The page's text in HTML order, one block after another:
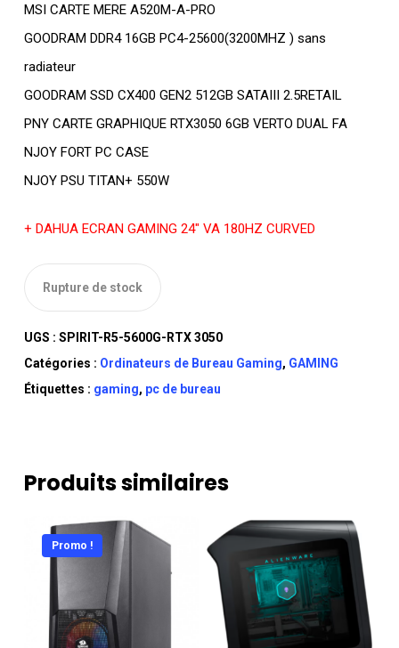
MSI CARTE MERE A520M-A-PRO
GOODRAM DDR4 16GB PC4-25600(3200MHZ ) sans
radiateur
GOODRAM SSD CX400 GEN2 512GB SATAIII 2.5RETAIL
PNY CARTE GRAPHIQUE RTX3050 6GB VERTO DUAL FA
NJOY FORT PC CASE
NJOY PSU TITAN+ 550W
+ DAHUA ECRAN GAMING 24″ VA 180HZ CURVED
Rupture de stock
UGS : SPIRIT-R5-5600G-RTX 3050
Catégories : Ordinateurs de Bureau Gaming, GAMING
Étiquettes : gaming, pc de bureau
Produits similaires
Promo !